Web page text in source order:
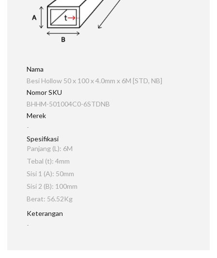
Nama
Besi Hollow 50 x 100 x 4.0mm x 6M [STD, NB]
Nomor SKU
BHHM-501004C0-6STDNB
Merek
-
Spesifikasi
Panjang (L): 6M
Tebal (t): 4mm
Sisi 1 (A): 50mm
Sisi 2 (B): 100mm
Berat: 56.52Kg
Keterangan
-